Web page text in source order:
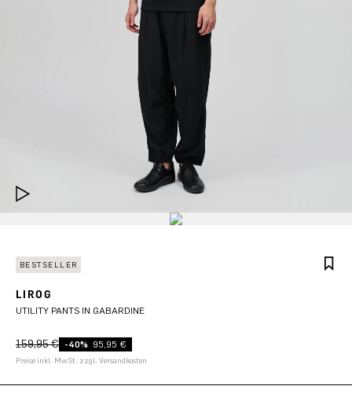
BESTSELLER
LIROG
UTILITY PANTS IN GABARDINE
159,95 € -40% 95,95 €
Preise inkl. MwSt. zzgl. Versandkosten